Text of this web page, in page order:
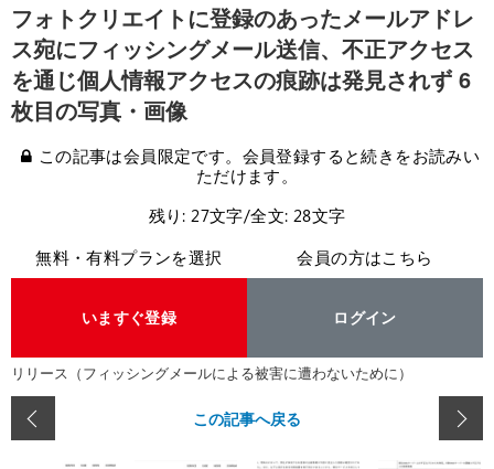
フォトクリエイトに登録のあったメールアドレ
ス宛にフィッシングメール送信、不正アクセス
を通じ個人情報アクセスの痕跡は発見されず 6
枚目の写真・画像
この記事は会員限定です。会員登録すると続きをお読みい
ただけます。
残り: 27文字/全文: 28文字
無料・有料プランを選択
いますぐ登録
会員の方はこちら
ログイン
リリース（フィッシングメールによる被害に遭わないために）
この記事へ戻る